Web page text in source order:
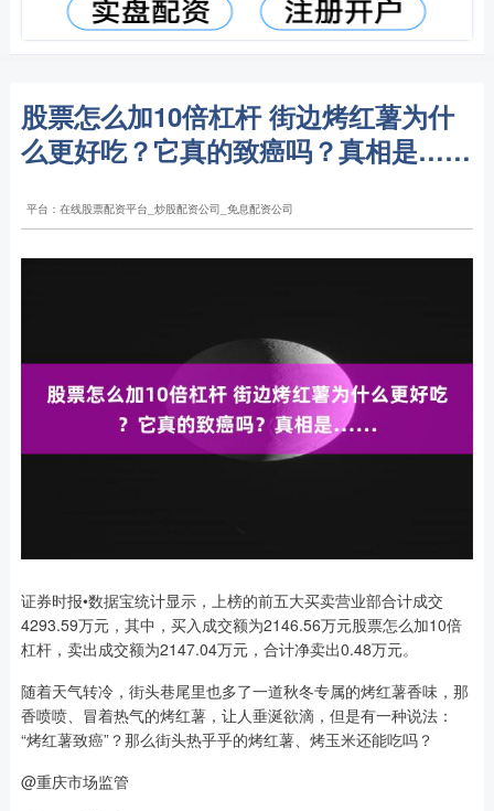
股票怎么加10倍杠杆 街边烤红薯为什
么更好吃？它真的致癌吗？真相是……
平台：在线股票配资平台_炒股配资公司_免息配资公司
证券时报•数据宝统计显示，上榜的前五大买卖营业部合计成交
4293.59万元，其中，买入成交额为2146.56万元股票怎么加10倍
杠杆，卖出成交额为2147.04万元，合计净卖出0.48万元。
随着天气转冷，街头巷尾里也多了一道秋冬专属的烤红薯香味，那
香喷喷、冒着热气的烤红薯，让人垂涎欲滴，但是有一种说法：
“烤红薯致癌”？那么街头热乎乎的烤红薯、烤玉米还能吃吗？
@重庆市场监管